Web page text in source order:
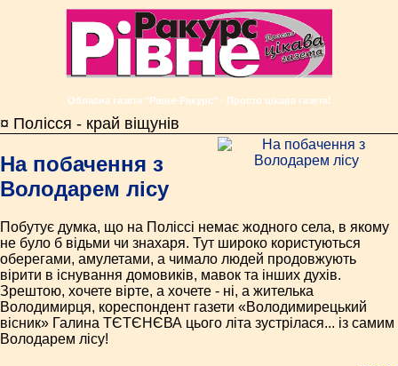
Обласна газета "Рівне-Ракурс" - Просто цікава газета!
¤ Полісся - край віщунів
На побачення з
Володарем лісу
Побутує думка, що на Поліссі немає жодного села, в якому
не було б відьми чи знахаря. Тут широко користуються
оберегами, амулетами, а чимало людей продовжують
вірити в існування домовиків, мавок та інших духів.
Зрештою, хочете вірте, а хочете - ні, а жителька
Володимирця, кореспондент газети «Володимирецький
вісник» Галина ТЄТЄНЄВА цього літа зустрілася... із самим
Володарем лісу!